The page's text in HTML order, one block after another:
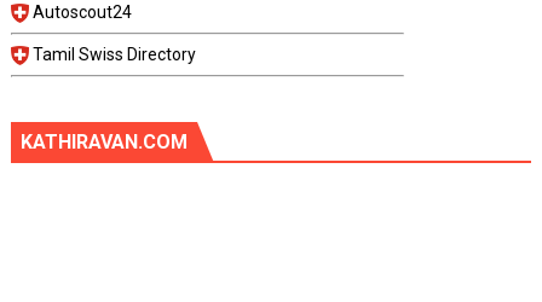
Autoscout24
Tamil Swiss Directory
KATHIRAVAN.COM